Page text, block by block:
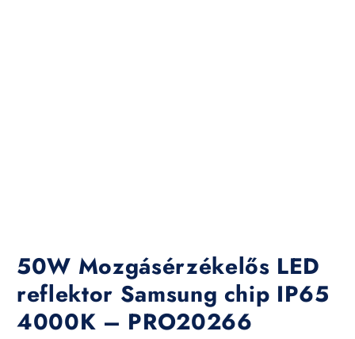
50W Mozgásérzékelős LED
reflektor Samsung chip IP65
4000K – PRO20266